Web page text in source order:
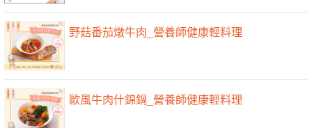
野菇番茄燉牛肉_營養師健康輕料理
歐風牛肉什錦鍋_營養師健康輕料理